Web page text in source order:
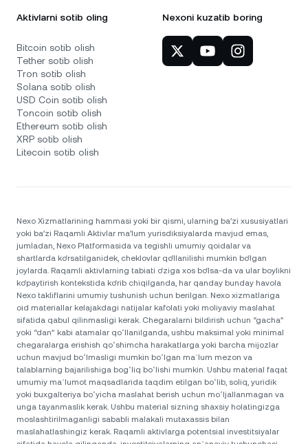
Aktivlarni sotib oling
Bitcoin sotib olish
Tether sotib olish
Tron sotib olish
Solana sotib olish
USD Coin sotib olish
Toncoin sotib olish
Ethereum sotib olish
XRP sotib olish
Litecoin sotib olish
Nexoni kuzatib boring
Nexo Xizmatlarining hammasi yoki bir qismi, ularning ba’zi xususiyatlari
yoki ba’zi Raqamli Aktivlar ma’lum yurisdiksiyalarda mavjud emas,
jumladan, Nexo Platformasida va tegishli umumiy qoidalar va
shartlarda ko‘rsatilganidek, cheklovlar qo‘llanilishi mumkin bo‘lgan
joylarda. Raqamli aktivlarning tabiati o‘ziga xos bo‘lsa-da va ular boylikni
ko‘paytirish kontekstida ko‘rib chiqilganda, har qanday bunday havola
Nexo takliflarini umumiy tushunish uchun berilgan. Nexo xizmatlariga
oid materiallar kelajakdagi natijalar kafolati yoki moliyaviy maslahat
sifatida qabul qilinmasligi kerak. Chegaralarni bildirish uchun “gacha”
yoki “dan” kabi atamalar qoʻllanilganda, ushbu maksimal yoki minimal
chegaralarga erishish qoʻshimcha harakatlarga yoki barcha mijozlar
uchun mavjud boʻlmasligi mumkin boʻlgan maʼlum mezon va
talablarning bajarilishiga bogʻliq boʻlishi mumkin. Ushbu material faqat
umumiy maʼlumot maqsadlarida taqdim etilgan boʻlib, soliq, yuridik
yoki buxgalteriya boʻyicha maslahat berish uchun moʻljallanmagan va
unga tayanmaslik kerak. Ushbu material sizning shaxsiy holatingizga
moslashtirilmaganligi sababli malakali mutaxassis bilan
maslahatlashingiz kerak. Raqamli aktivlarga potentsial investitsiyalar